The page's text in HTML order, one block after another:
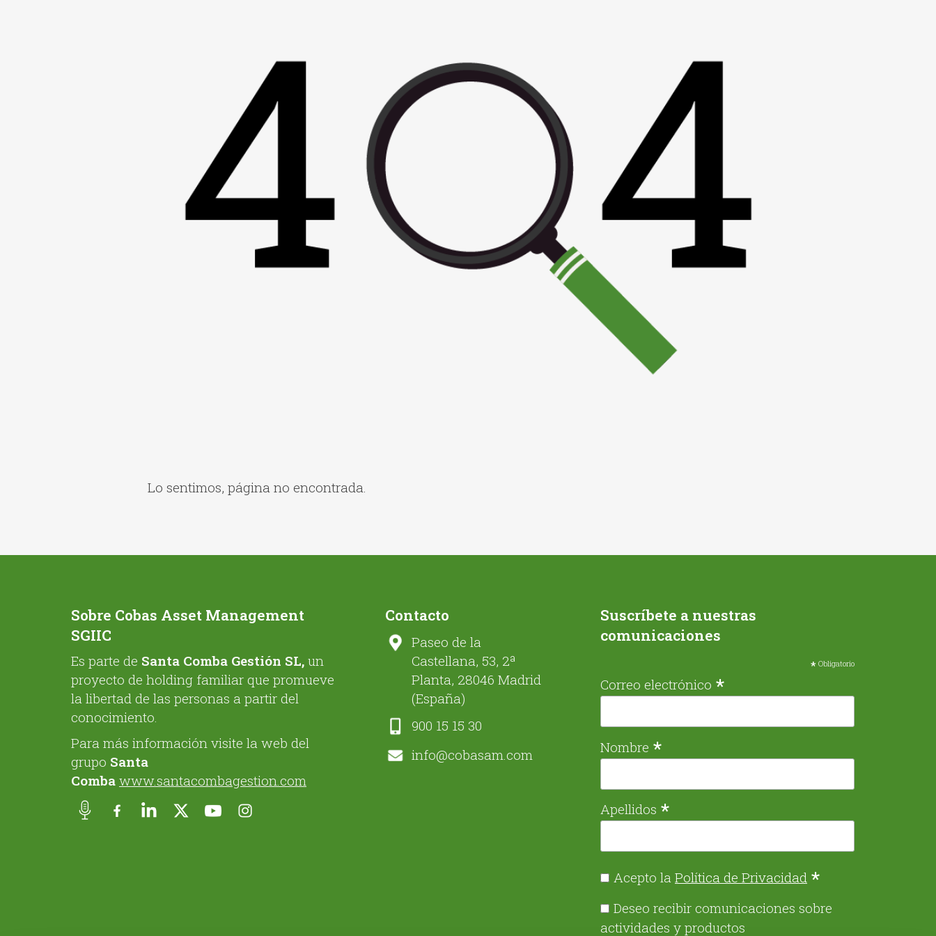
Lo sentimos, página no encontrada.
Sobre Cobas Asset Management
SGIIC
Es parte de Santa Comba Gestión SL, un
proyecto de holding familiar que promueve
la libertad de las personas a partir del
conocimiento.
Para más información visite la web del
grupo Santa
Comba www.santacombagestion.com
Contacto
Paseo de la
Castellana, 53, 2ª
Planta, 28046 Madrid
(España)
900 15 15 30
info@cobasam.com
Suscríbete a nuestras
comunicaciones
* Obligatorio
Correo electrónico *
Nombre *
Apellidos *
Acepto la Política de Privacidad *
Deseo recibir comunicaciones sobre
actividades y productos